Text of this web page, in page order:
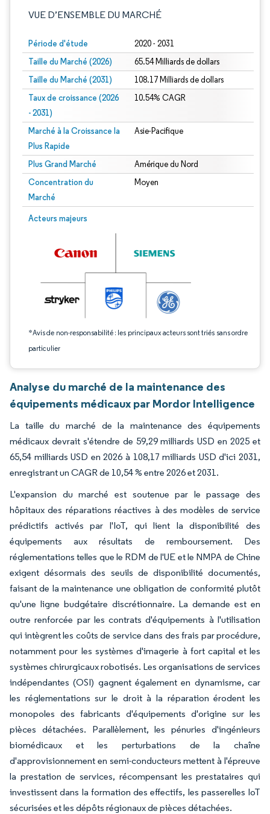
VUE D’ENSEMBLE DU MARCHÉ
Période d'étude 2020 - 2031
Taille du Marché (2026) 65.54 Milliards de dollars
Taille du Marché (2031) 108.17 Milliards de dollars
Taux de croissance (2026
- 2031)
10.54% CAGR
Marché à la Croissance la
Plus Rapide
Asie-Pacifique
Plus Grand Marché Amérique du Nord
Concentration du
Marché
Moyen
Acteurs majeurs
*Avis de non-responsabilité : les principaux acteurs sont triés sans ordre
particulier
Image © Mordor Intelligence. La réutilisation nécessite une attribution sous CC
Analyse du marché de la maintenance des
équipements médicaux par Mordor Intelligence
La taille du marché de la maintenance des équipements
médicaux devrait s'étendre de 59,29 milliards USD en 2025 et
65,54 milliards USD en 2026 à 108,17 milliards USD d'ici 2031,
enregistrant un CAGR de 10,54 % entre 2026 et 2031.
L'expansion du marché est soutenue par le passage des
hôpitaux des réparations réactives à des modèles de service
prédictifs activés par l'IoT, qui lient la disponibilité des
équipements aux résultats de remboursement. Des
réglementations telles que le RDM de l'UE et le NMPA de Chine
exigent désormais des seuils de disponibilité documentés,
faisant de la maintenance une obligation de conformité plutôt
qu'une ligne budgétaire discrétionnaire. La demande est en
outre renforcée par les contrats d'équipements à l'utilisation
qui intègrent les coûts de service dans des frais par procédure,
notamment pour les systèmes d'imagerie à fort capital et les
systèmes chirurgicaux robotisés. Les organisations de services
indépendantes (OSI) gagnent également en dynamisme, car
les réglementations sur le droit à la réparation érodent les
monopoles des fabricants d'équipements d'origine sur les
pièces détachées. Parallèlement, les pénuries d'ingénieurs
biomédicaux et les perturbations de la chaîne
d'approvisionnement en semi-conducteurs mettent à l'épreuve
la prestation de services, récompensant les prestataires qui
investissent dans la formation des effectifs, les passerelles IoT
sécurisées et les dépôts régionaux de pièces détachées.